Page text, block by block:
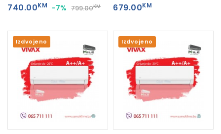
740.00KM -7% 799.00KM 679.00KM
Izdvojeno Izdvojeno